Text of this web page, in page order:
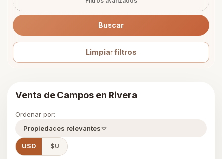
Buscar
Limpiar filtros
Venta de Campos en Rivera
Ordenar por:
Propiedades relevantes
USD $U